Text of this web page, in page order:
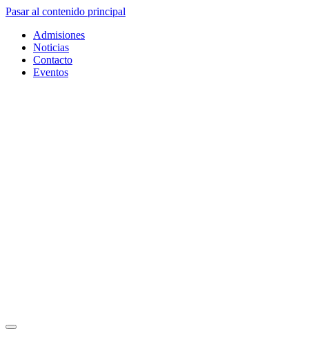
Pasar al contenido principal
Admisiones
Noticias
Contacto
Eventos